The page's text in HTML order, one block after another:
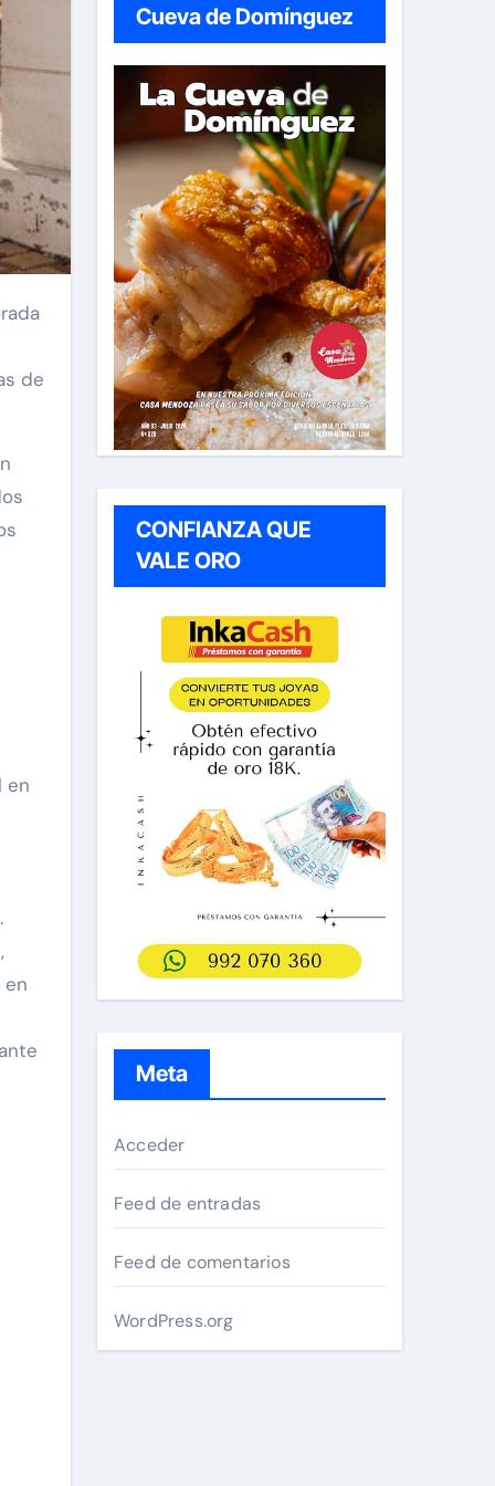
de
en
Cueva de Domínguez
CONFIANZA QUE
VALE ORO
Meta
Acceder
Feed de entradas
Feed de comentarios
WordPress.org